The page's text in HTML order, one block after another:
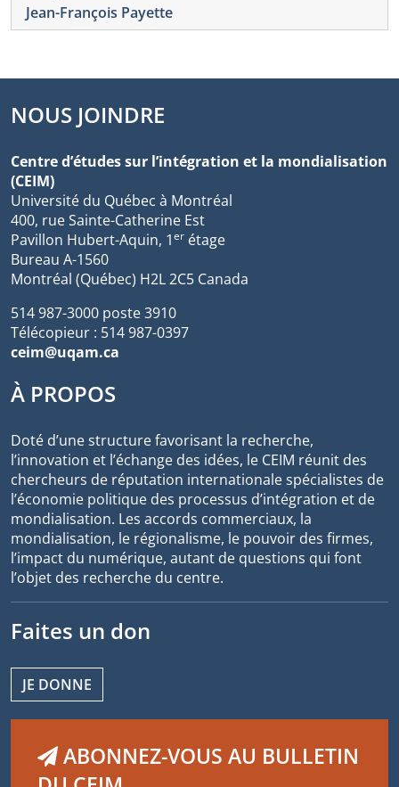
Jean-François Payette
NOUS JOINDRE
Centre d’études sur l’intégration et la mondialisation
(CEIM)
Université du Québec à Montréal
400, rue Sainte-Catherine Est
Pavillon Hubert-Aquin, 1er étage
Bureau A-1560
Montréal (Québec) H2L 2C5 Canada
514 987-3000 poste 3910
Télécopieur : 514 987-0397
ceim@uqam.ca
À PROPOS
Doté d’une structure favorisant la recherche,
l’innovation et l’échange des idées, le CEIM réunit des
chercheurs de réputation internationale spécialistes de
l’économie politique des processus d’intégration et de
mondialisation. Les accords commerciaux, la
mondialisation, le régionalisme, le pouvoir des firmes,
l’impact du numérique, autant de questions qui font
l’objet des recherche du centre.
Faites un don
JE DONNE
ABONNEZ-VOUS AU BULLETIN